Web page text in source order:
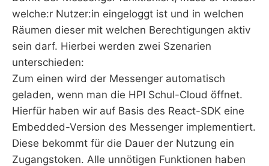
welche:r Nutzer:in eingeloggt ist und in welchen
Räumen dieser mit welchen Berechtigungen aktiv
sein darf. Hierbei werden zwei Szenarien
unterschieden:
Zum einen wird der Messenger automatisch
geladen, wenn man die HPI Schul-Cloud öffnet.
Hierfür haben wir auf Basis des React-SDK eine
Embedded-Version des Messenger implementiert.
Diese bekommt für die Dauer der Nutzung ein
Zugangstoken. Alle unnötigen Funktionen haben